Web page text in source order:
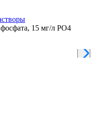
15 мг/л PO4